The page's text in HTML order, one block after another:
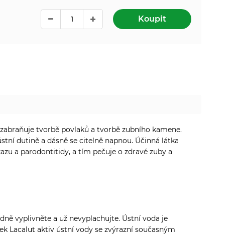
Koupit
tvorbě povlaků a tvorbě zubního kamene.
dutině a dásně se citelně napnou. Účinná látka
a parodontitidy, a tím pečuje o zdravé zuby a
vyplivněte a už nevyplachujte. Ústní voda je
Lacalut aktiv ústní vody se zvýrazní současným